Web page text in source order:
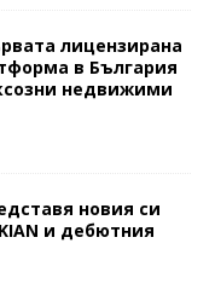
лицензирана
в България
недвижими
новия си
и дебютния